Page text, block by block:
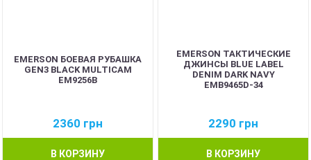
EMERSON БОЕВАЯ РУБАШКА
GEN3 BLACK MULTICAM
EM9256B
2360 грн
В КОРЗИНУ
EMERSON ТАКТИЧЕСКИЕ
ДЖИНСЫ BLUE LABEL
DENIM DARK NAVY
EMB9465D-34
2290 грн
В КОРЗИНУ